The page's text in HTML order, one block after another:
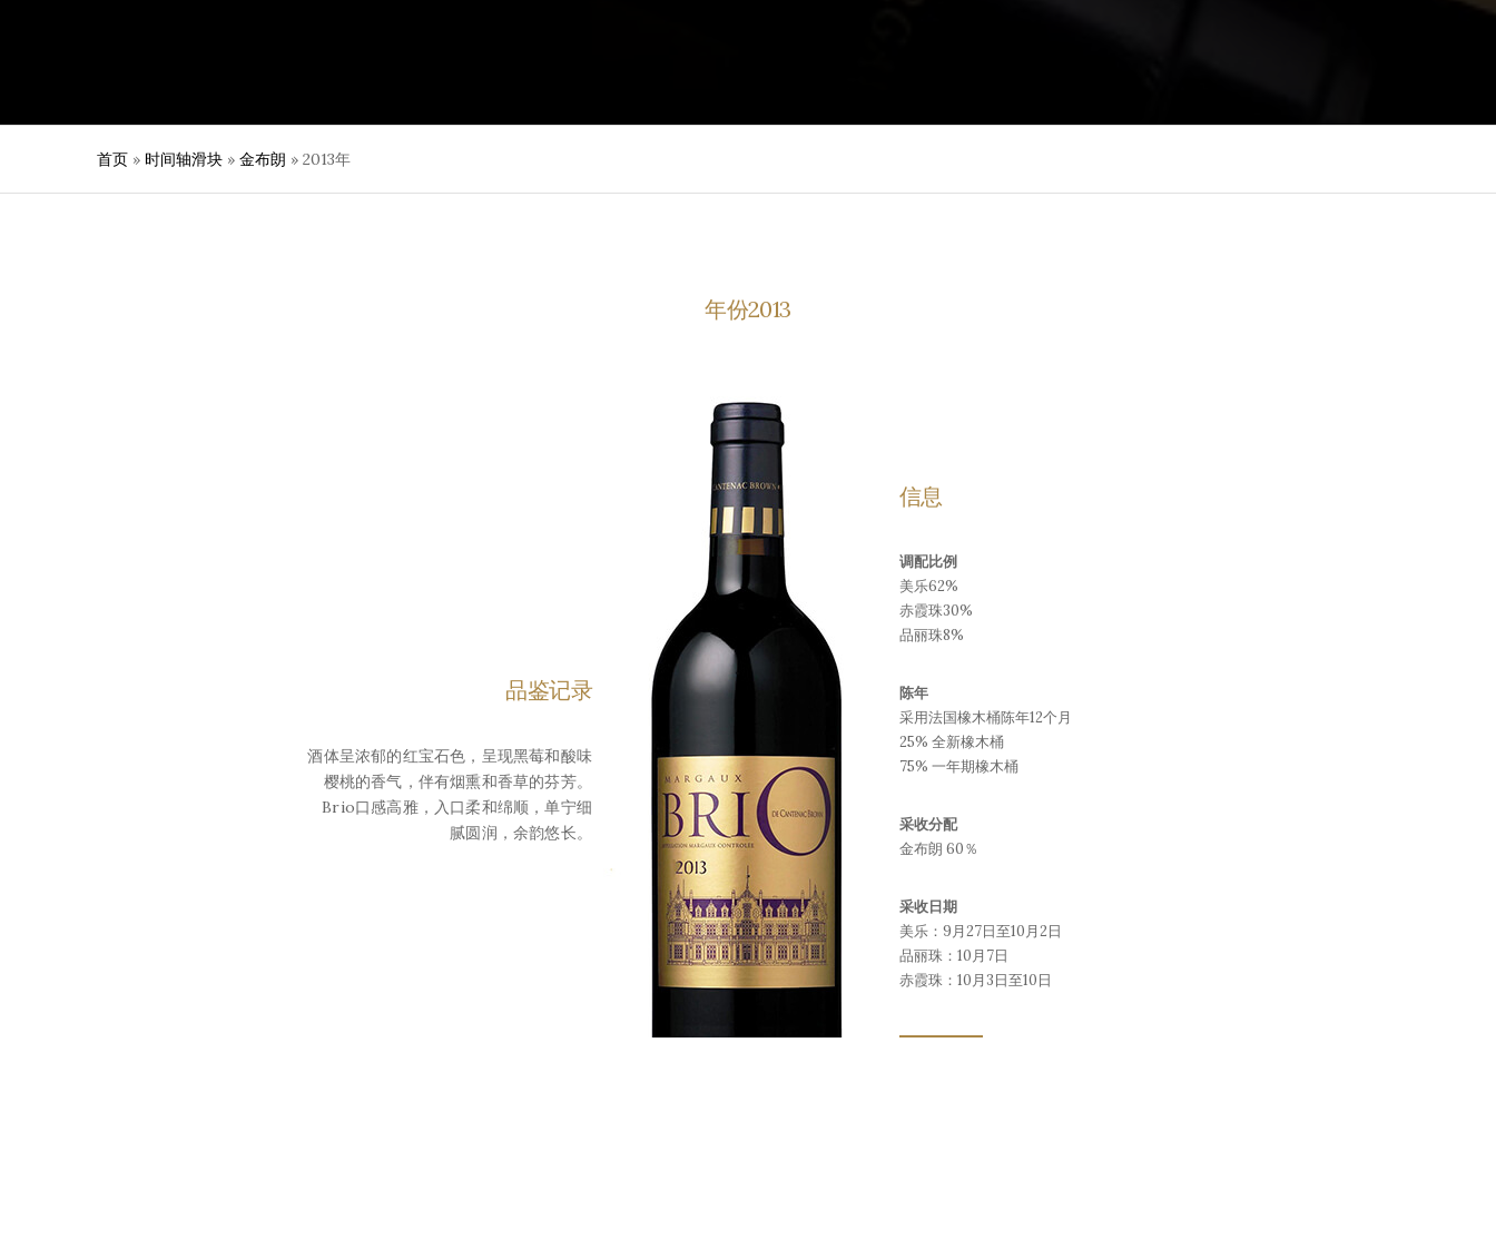
首页 » 时间轴滑块 » 金布朗 » 2013年
年份2013
品鉴记录
酒体呈浓郁的红宝石色，呈现黑莓和酸味
樱桃的香气，伴有烟熏和香草的芬芳。
Brio口感高雅，入口柔和绵顺，单宁细
腻圆润，余韵悠长。
信息
调配比例
美乐62%
赤霞珠30%
品丽珠8%
陈年
采用法国橡木桶陈年12个月
25% 全新橡木桶
75% 一年期橡木桶
采收分配
金布朗 60％
采收日期
美乐：9月27日至10月2日
品丽珠：10月7日
赤霞珠：10月3日至10日